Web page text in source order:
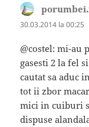
30.03.2014 la 00:25
@costel: mi-au
gasesti 2 la fel
cautat sa aduc
tot ii zbor
mici in cuiburi
dispuse